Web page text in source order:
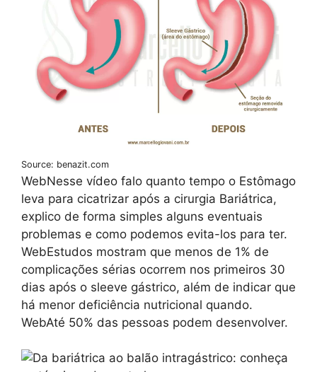
Source: benazit.com
WebNesse vídeo falo quanto tempo o Estômago
leva para cicatrizar após a cirurgia Bariátrica,
explico de forma simples alguns eventuais
problemas e como podemos evita-los para ter.
WebEstudos mostram que menos de 1% de
complicações sérias ocorrem nos primeiros 30
dias após o sleeve gástrico, além de indicar que
há menor deficiência nutricional quando.
WebAté 50% das pessoas podem desenvolver.